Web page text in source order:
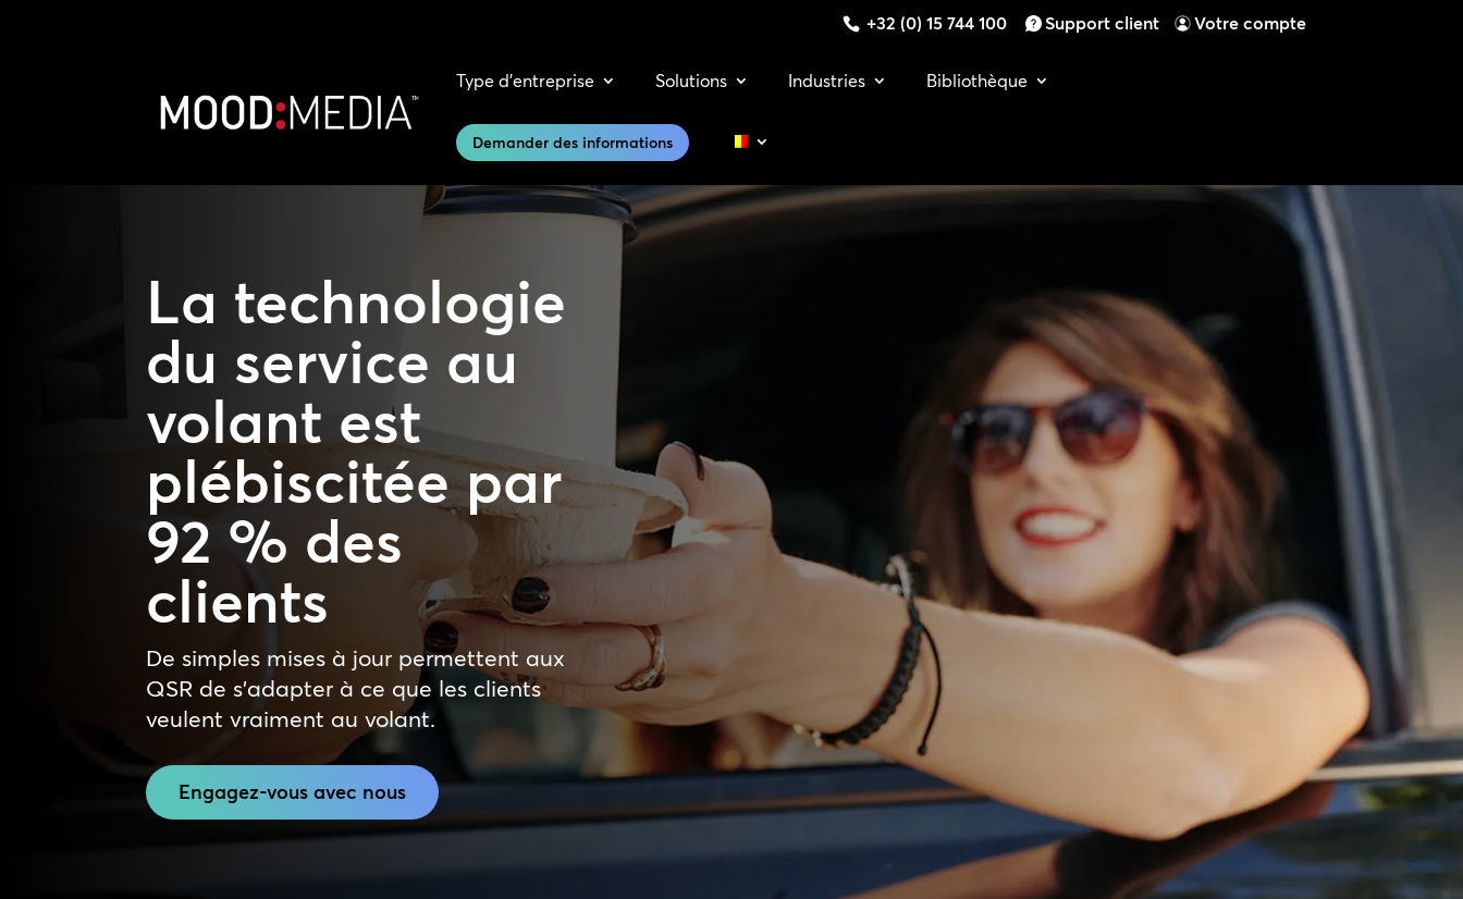
+32 (0) 15 744 100 Support client Votre compte
Type d’entreprise Solutions Industries Bibliothèque
Demander des informations
La technologie
du service au
volant est
plébiscitée par
92 % des
clients
De simples mises à jour permettent aux
QSR de s’adapter à ce que les clients
veulent vraiment au volant.
Engagez-vous avec nous